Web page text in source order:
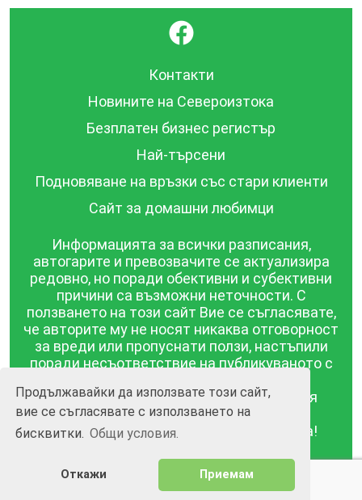
Продължавайки да използвате този сайт,
вие се съгласявате с използването на
бисквитки. Общи условия.
Откажи Приемам
}
Контакти
Новините на Североизтока
Безплатен бизнес регистър
Най-търсени
Подновяване на връзки със стари клиенти
Сайт за домашни любимци
Информацията за всички разписания,
автогарите и превозвачите се актуализира
редовно, но поради обективни и субективни
причини са възможни неточности. С
ползването на този сайт Вие се съгласявате,
че авторите му не носят никаква отговорност
за вреди или пропуснати ползи, настъпили
поради несъответствие на публикуваното с
публикувана в този сайт се предоставя
такава каквато е, без гаранция за
съответствието ѝ с действителността!
BGrazpisanie.com © 2008 - 2026, Всички права
Изработка на уебсайт и софтуер